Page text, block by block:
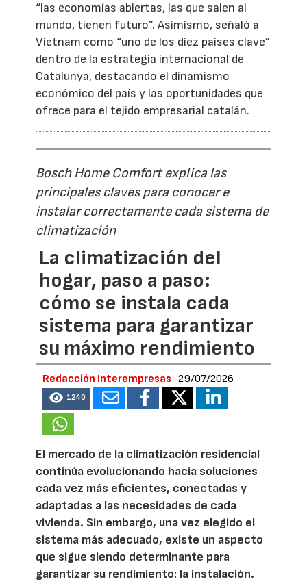
“las economías abiertas, las que salen al
mundo, tienen futuro”. Asimismo, señaló a
Vietnam como “uno de los diez países clave”
dentro de la estrategia internacional de
Catalunya, destacando el dinamismo
económico del país y las oportunidades que
ofrece para el tejido empresarial catalán.
Bosch Home Comfort explica las
principales claves para conocer e
instalar correctamente cada sistema de
climatización
La climatización del
hogar, paso a paso:
cómo se instala cada
sistema para garantizar
su máximo rendimiento
Redacción Interempresas 29/07/2026
1240
El mercado de la climatización residencial
continúa evolucionando hacia soluciones
cada vez más eficientes, conectadas y
adaptadas a las necesidades de cada
vivienda. Sin embargo, una vez elegido el
sistema más adecuado, existe un aspecto
que sigue siendo determinante para
garantizar su rendimiento: la instalación.